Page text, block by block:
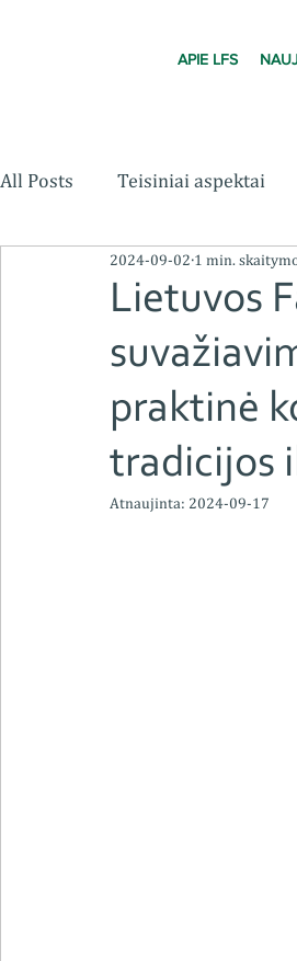
APIE LFS
All Posts Teisiniai aspektai
Lietuvos
praktinė
tradicijos
2024-09-02 1 min.
Atnaujinta: 2024-09-17